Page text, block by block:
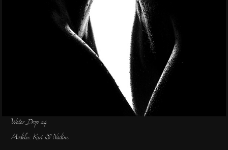
Water Drop 24
Modèles: Kari & Nadine